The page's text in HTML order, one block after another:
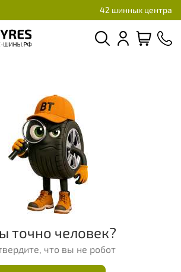
42 шинных центра
точно человек?
что вы не робот